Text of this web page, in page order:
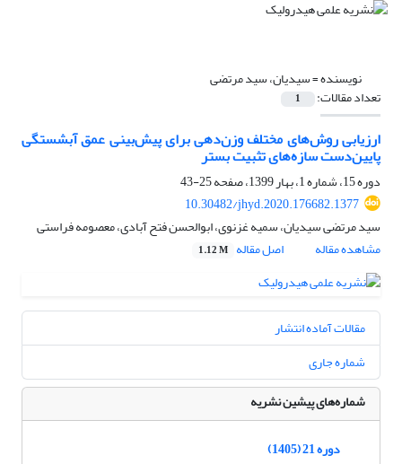
نویسنده =سیدیان، سید مرتضی
تعداد مقالات: 1
ارزیابی روش‌های مختلف وزن‌دهی برای پیش‌بینی عمق آبشستگی
پایین‌دست سازه‌های تثبیت بستر
دوره 15، شماره 1، بهار 1399، صفحه
25-43
10.30482/jhyd.2020.176682.1377
سید مرتضی سیدیان، سمیه غزنوی، ابوالحسن فتح آبادی، معصومه فراستی
مشاهده مقاله
اصل مقاله 1.12 M
مقالات آماده انتشار
شماره جاری
شماره‌های پیشین نشریه
دوره 21 (1405)